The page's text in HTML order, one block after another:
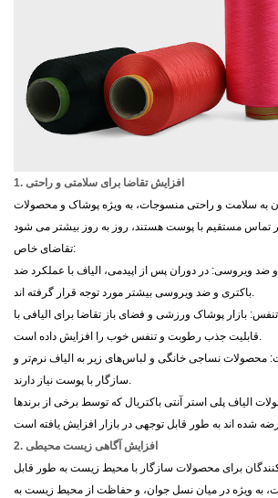
1. افزایش تقاضا برای سلامتی و راحتی
به سلامت و راحتی منسوجات، به ویژه پوشاک و محصولات
تقاضای خاص:
ضد ویروسی: در دوران پس از اپیدمی، الیاف با عملکرد ضد
باکتری و ضد ویروسی بیشتر مورد توجه قرار گرفته اند.
بازار پوشاک ورزشی و فضای باز تقاضا برای الیافی با
قابلیت جذب رطوبت و تنفس خوب را افزایش داده است.
نساجی خانگی و لباس‌های زیر به الیاف نرم‌تر و
سازگار با پوست نیاز دارند.
الیاف پلی استر آنتی باکتریال که توسط برخی از برندها
2. افزایش آگاهی زیست محیطی
برای محصولات سازگار با محیط زیست به طور قابل
به ویژه در میان نسل جوان، و حفاظت از محیط زیست به